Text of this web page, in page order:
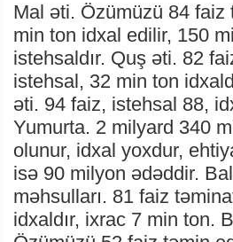
Mal əti. Özümüzü 84 faiz
min ton idxal edilir, 150
istehsaldır. Quş əti. 82
istehsal, 32 min ton
əti. 94 faiz, istehsal 88,
Yumurta. 2 milyard 340
olunur, idxal yoxdur,
isə 90 milyon ədəddir.
məhsulları. 81 faiz
idxaldır, ixrac 7 min ton.